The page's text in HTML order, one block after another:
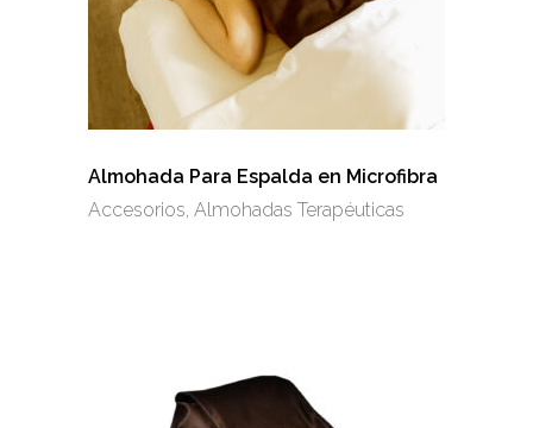
Almohada Para Espalda en Microfibra
Accesorios, Almohadas Terapéuticas